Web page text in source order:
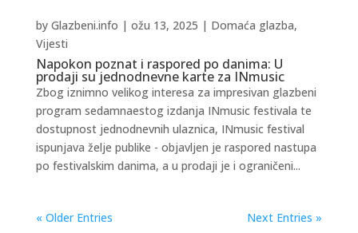
Napokon poznat i raspored po danima: U
prodaji su jednodnevne karte za INmusic
by Glazbeni.info | ožu 13, 2025 | Domaća glazba,
Vijesti
Zbog iznimno velikog interesa za impresivan glazbeni
program sedamnaestog izdanja INmusic festivala te
dostupnost jednodnevnih ulaznica, INmusic festival
ispunjava želje publike - objavljen je raspored nastupa
po festivalskim danima, a u prodaji je i ograničeni...
« Older Entries Next Entries »